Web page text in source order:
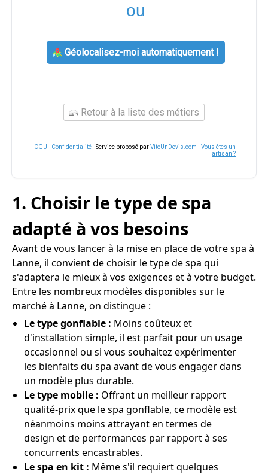
ou
Géolocalisez-moi automatiquement !
Retour à la liste des métiers
CGU - Confidentialité- Service proposé parViteUnDevis.com -Vous êtes un
artisan ?
1. Choisir le type de spa
adapté à vos besoins
Avant de vous lancer à la mise en place de votre spa à
Lanne, il convient de choisir le type de spa qui
s'adaptera le mieux à vos exigences et à votre budget.
Entre les nombreux modèles disponibles sur le
marché à Lanne, on distingue :
Le type gonflable : Moins coûteux et
d'installation simple, il est parfait pour un usage
occasionnel ou si vous souhaitez expérimenter
les bienfaits du spa avant de vous engager dans
un modèle plus durable.
Le type mobile : Offrant un meilleur rapport
qualité-prix que le spa gonflable, ce modèle est
néanmoins moins attrayant en termes de
design et de performances par rapport à ses
concurrents encastrables.
Le spa en kit : Même s'il requiert quelques